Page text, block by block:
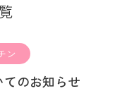
ン
のお知らせ